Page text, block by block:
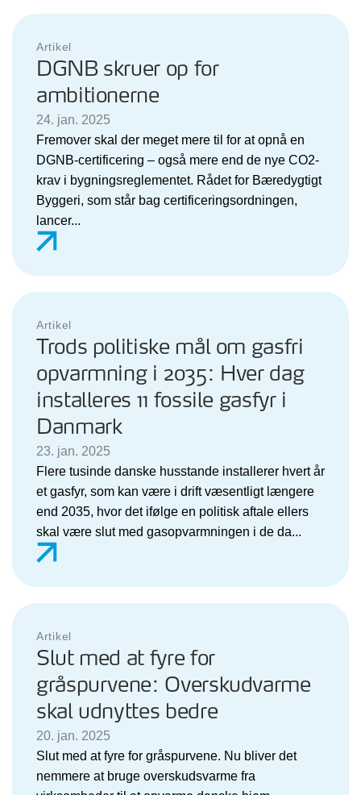
Artikel
DGNB skruer op for
ambitionerne
24. jan. 2025
Fremover skal der meget mere til for at opnå en
DGNB-certificering – også mere end de nye CO2-
krav i bygningsreglementet. Rådet for Bæredygtigt
Byggeri, som står bag certificeringsordningen,
lancer...
Artikel
Trods politiske mål om gasfri
opvarmning i 2035: Hver dag
installeres 11 fossile gasfyr i
Danmark
23. jan. 2025
Flere tusinde danske husstande installerer hvert år
et gasfyr, som kan være i drift væsentligt længere
end 2035, hvor det ifølge en politisk aftale ellers
skal være slut med gasopvarmningen i de da...
Artikel
Slut med at fyre for
gråspurvene: Overskudvarme
skal udnyttes bedre
20. jan. 2025
Slut med at fyre for gråspurvene. Nu bliver det
nemmere at bruge overskudsvarme fra